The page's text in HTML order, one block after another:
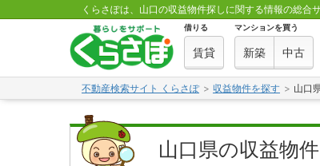
くらさぽは、山口の収益物件探しに関する情報の総合サ
借りる
賃貸
マンションを買う
新築 中古
不動産検索サイト くらさぽ 収益物件を探す 山口
山口県の収益物